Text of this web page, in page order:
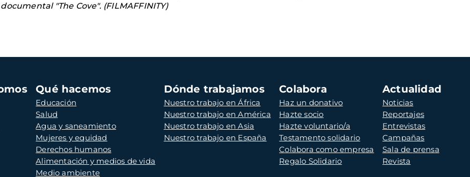
"The Cove". (FILMAFFINITY)
Qué hacemos
Educación
Salud
Agua y saneamiento
Mujeres y equidad
Derechos humanos
Alimentación y medios de vida
Medio ambiente
Dónde trabajamos
Nuestro trabajo en África
Nuestro trabajo en América
Nuestro trabajo en Asia
Nuestro trabajo en España
Colabora
Haz un donativo
Hazte socio
Hazte voluntario/a
Testamento solidario
Colabora como empresa
Regalo Solidario
Actualidad
Noticias
Reportajes
Entrevistas
Campañas
Sala de prensa
Revista